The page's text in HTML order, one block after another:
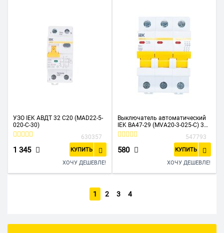
УЗО IEK АВДТ 32 C20 (MAD22-5-
020-C-30)
630357
1 345 КУПИТЬ
ХОЧУ ДЕШЕВЛЕ!
Выключатель автоматический
IEK ВА47-29 (MVA20-3-025-C) 3Р
25А 4,5кА х-ка С
547793
580 КУПИТЬ
ХОЧУ ДЕШЕВЛЕ!
1 2 3 4